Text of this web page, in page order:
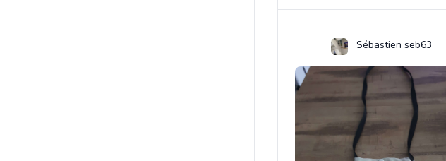
Sébastien seb63